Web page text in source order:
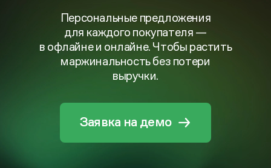
Персональные предложения
для каждого покупателя —
в офлайне и онлайне. Чтобы растить
маржинальность без потери
выручки.
Заявка на демо